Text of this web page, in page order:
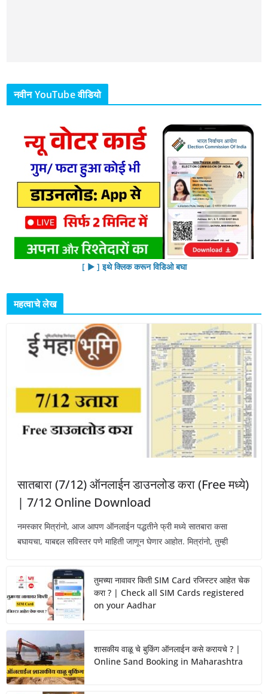
नवीन YouTube वीडियो
[ ▶︎ ] इथे क्लिक करून विडिओ बघा
महत्वाचे लेख
सातबारा (7/12) ऑनलाईन डाउनलोड करा (Free मध्ये)
| 7/12 Online Download
नमस्कार मित्रांनो, आज आपण ऑनलाईन पद्धतीने फ्री मध्ये सातबारा कसा
बघायचा, याबद्दल सविस्तर पणे माहिती जाणून घेणार आहोत. मित्रांनो, तुम्ही
तुमच्या नावावर किती SIM Card रजिस्टर आहेत चेक
करा ? | Check all SIM Cards registered
on your Aadhar
शासकीय वाळू चे बुकिंग ऑनलाईन कसे करायचे ? |
Online Sand Booking in Maharashtra